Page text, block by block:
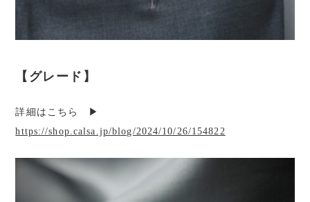
【グレード】
詳細はこちら ▶︎
https://shop.calsa.jp/blog/2024/10/26/154822